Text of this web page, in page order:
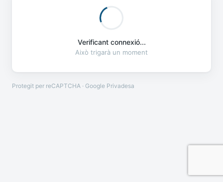
Verificant connexió...
Això trigarà un moment
Protegit per reCAPTCHA · Google Privadesa